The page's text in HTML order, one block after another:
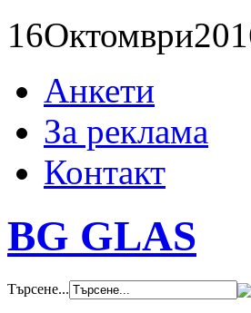
16Октомври
Анкети
За реклама
Контакт
BG GLAS
Търсене...